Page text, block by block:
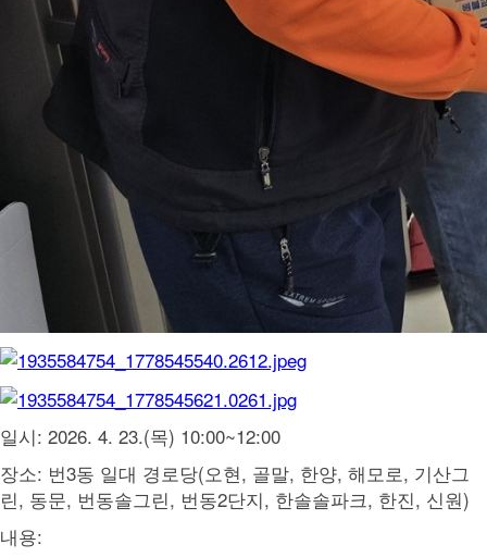
일시: 2026. 4. 23.(목) 10:00~12:00
장소: 번3동 일대 경로당(오현, 골말, 한양, 해모로, 기산그
린, 동문, 번동솔그린, 번동2단지, 한솔솔파크, 한진, 신원)
내용: